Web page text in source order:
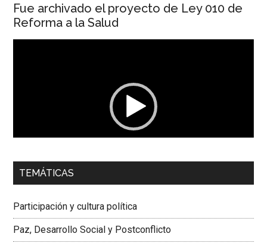
Fue archivado el proyecto de Ley 010 de
Reforma a la Salud
00:00 01:04
Dra. Carolina Corcho Mejía,Presidenta Corporación
Colombiana
TEMÁTICAS
Participación y cultura política
Paz, Desarrollo Social y Postconflicto